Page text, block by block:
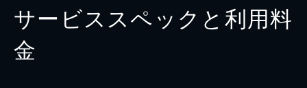
サービススペックと利用料
金